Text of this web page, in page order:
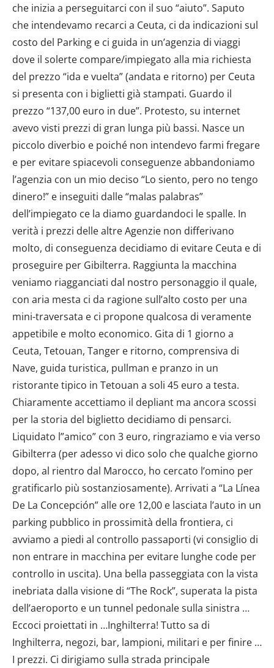
che inizia a perseguitarci con il suo “aiuto”. Saputo
che intendevamo recarci a Ceuta, ci da indicazioni sul
costo del Parking e ci guida in un’agenzia di viaggi
dove il solerte compare/impiegato alla mia richiesta
del prezzo “ida e vuelta” (andata e ritorno) per Ceuta
si presenta con i biglietti già stampati. Guardo il
prezzo “137,00 euro in due”. Protesto, su internet
avevo visti prezzi di gran lunga più bassi. Nasce un
piccolo diverbio e poiché non intendevo farmi fregare
e per evitare spiacevoli conseguenze abbandoniamo
l’agenzia con un mio deciso “Lo siento, pero no tengo
dinero!” e inseguiti dalle “malas palabras”
dell’impiegato ce la diamo guardandoci le spalle. In
verità i prezzi delle altre Agenzie non differivano
molto, di conseguenza decidiamo di evitare Ceuta e di
proseguire per Gibilterra. Raggiunta la macchina
veniamo riagganciati dal nostro personaggio il quale,
con aria mesta ci da ragione sull’alto costo per una
mini-traversata e ci propone qualcosa di veramente
appetibile e molto economico. Gita di 1 giorno a
Ceuta, Tetouan, Tanger e ritorno, comprensiva di
Nave, guida turistica, pullman e pranzo in un
ristorante tipico in Tetouan a soli 45 euro a testa.
Chiaramente accettiamo il depliant ma ancora scossi
per la storia del biglietto decidiamo di pensarci.
Liquidato l”amico” con 3 euro, ringraziamo e via verso
Gibilterra (per adesso vi dico solo che qualche giorno
dopo, al rientro dal Marocco, ho cercato l’omino per
gratificarlo più sostanziosamente). Arrivati a “La Línea
De La Concepción” alle ore 12,00 e lasciata l’auto in un
parking pubblico in prossimità della frontiera, ci
avviamo a piedi al controllo passaporti (vi consiglio di
non entrare in macchina per evitare lunghe code per
controllo in uscita). Una bella passeggiata con la vista
inebriata dalla visione di “The Rock”, superata la pista
dell’aeroporto e un tunnel pedonale sulla sinistra …
Eccoci proiettati in …Inghilterra! Tutto sa di
Inghilterra, negozi, bar, lampioni, militari e per finire …
I prezzi. Ci dirigiamo sulla strada principale